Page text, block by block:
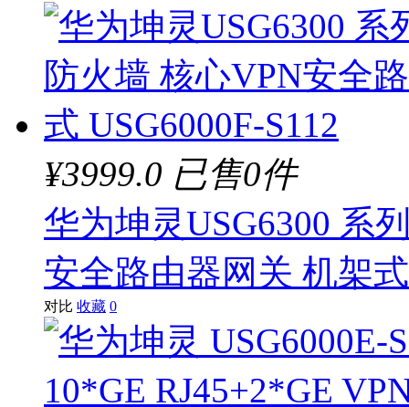
¥3999.0 已售0件
华为坤灵USG6300 系
安全路由器网关 机架
对比 收藏 0